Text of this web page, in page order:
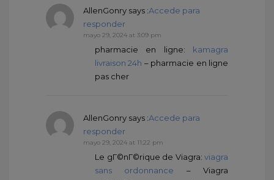
AllenGonry says :Accede para
responder
mayo 29, 2024 at 3:09 pm
pharmacie en ligne: kamagra
livraison 24h – pharmacie en ligne
pas cher
AllenGonry says :Accede para
responder
mayo 29, 2024 at 11:22 pm
Le gГ©nГ©rique de Viagra: viagra
sans ordonnance – Viagra